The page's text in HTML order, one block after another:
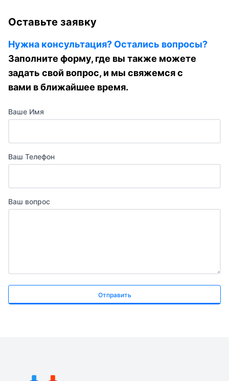
Оставьте заявку
Нужна консультация? Остались вопросы?
Заполните форму, где вы также можете
задать свой вопрос, и мы свяжемся с
вами в ближайшее время.
Ваше Имя
Ваш Телефон
Ваш вопрос
Отправить